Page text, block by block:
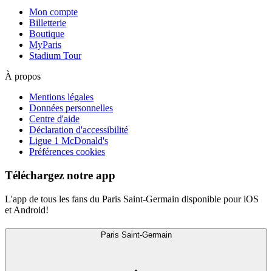
Mon compte
Billetterie
Boutique
MyParis
Stadium Tour
À propos
Mentions légales
Données personnelles
Centre d'aide
Déclaration d'accessibilité
Ligue 1 McDonald's
Préférences cookies
Téléchargez notre app
L'app de tous les fans du Paris Saint-Germain disponible pour iOS
et Android!
Paris Saint-Germain